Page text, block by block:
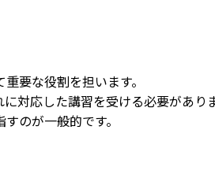
要な役割を担います。
対応した講習を受ける必要があり
のが一般的です。